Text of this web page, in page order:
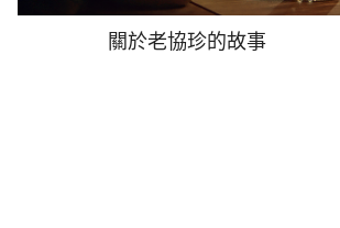
關於老協珍的故事